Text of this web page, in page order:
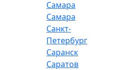
Самара
Самара
Санкт-
Петербург
Саранск
Саратов